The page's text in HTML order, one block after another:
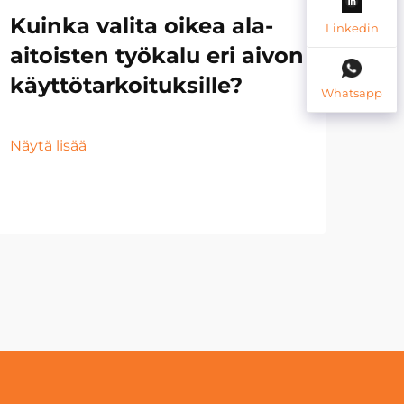
Kuinka valita oikea ala-
aitoisten työkalu eri aivon
käyttötarkoituksille?
Näytä lisää
Linkedin
Whatsapp